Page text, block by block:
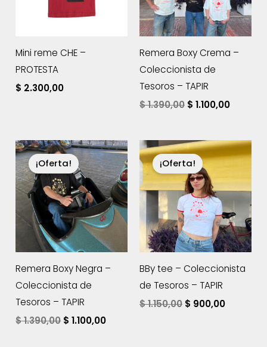
Mini reme CHE –
PROTESTA
$ 2.300,00
Remera Boxy Crema –
Coleccionista de
Tesoros – TAPIR
$1.390,00 El
era:
$ 1.390,00.
$ 1.100,00El
es:
$
¡Oferta!
Remera Boxy Negra –
Coleccionista de
Tesoros – TAPIR
$1.390,00 El
$ 1.100,00El
¡Oferta!
BBy tee – Coleccionista
de Tesoros – TAPIR
$1.150,00 El
$ 900,00El